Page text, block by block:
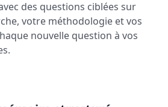
des questions ciblées sur
votre méthodologie et vos
nouvelle question à vos